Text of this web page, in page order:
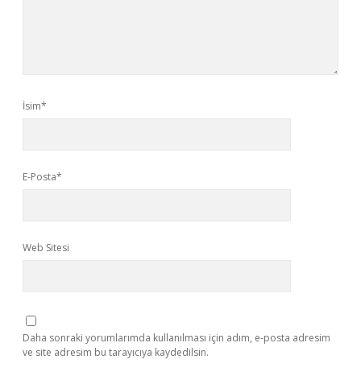
İsim*
E-Posta*
Web Sitesi
Daha sonraki yorumlarımda kullanılması için adım, e-posta adresim
ve site adresim bu tarayıcıya kaydedilsin.